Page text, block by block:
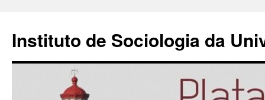
Instituto de Sociologia da